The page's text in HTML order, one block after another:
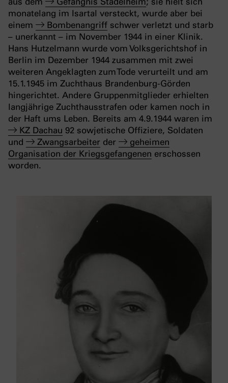
monatelang im Isartal versteckt, wurde aber bei
einem
Bombenangriff schwer verletzt und starb
– unerkannt – im November 1944 in einer Klinik.
Hans Hutzelmann wurde vom Volksgerichtshof in
Berlin im Dezember 1944 zusammen mit zwei
weiteren Angeklagten zum Tode verurteilt und am
15.1.1945 im Zuchthaus Brandenburg-Görden
hingerichtet. Andere Gruppenmitglieder erhielten
langjährige Zuchthausstrafen oder kamen noch in
der Haft ums Leben. Bereits am 4.9.1944 waren im
KZ Dachau 92 sowjetische Offiziere, Soldaten
und
Zwangsarbeiter der
geheimen
Organisation der Kriegsgefangenen erschossen
worden.